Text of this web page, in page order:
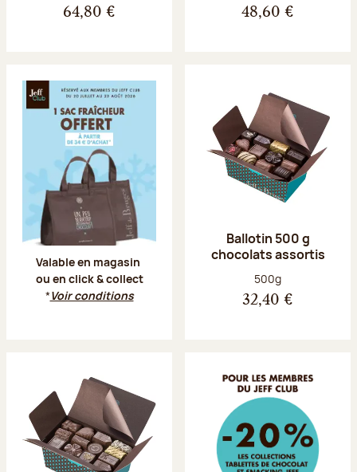
64,80 € 48,60 €
Valable en magasin
ou en click & collect
*Voir conditions
Ballotin 500 g
chocolats assortis
Poids net :
500g
32,40 €